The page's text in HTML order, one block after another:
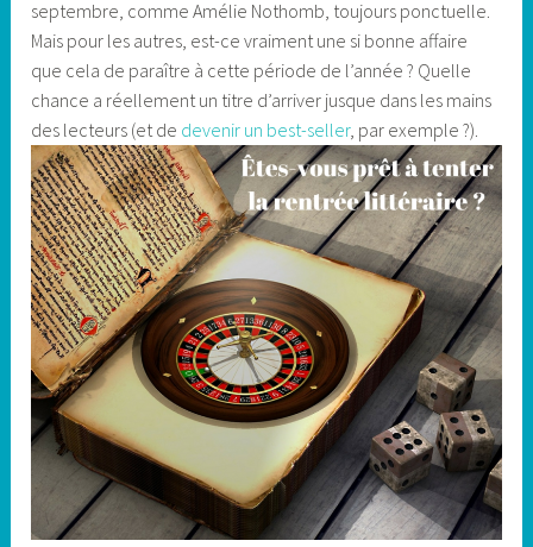
septembre, comme Amélie Nothomb, toujours ponctuelle.
Mais pour les autres, est-ce vraiment une si bonne affaire
que cela de paraître à cette période de l’année ? Quelle
chance a réellement un titre d’arriver jusque dans les mains
des lecteurs (et de devenir un best-seller, par exemple ?).